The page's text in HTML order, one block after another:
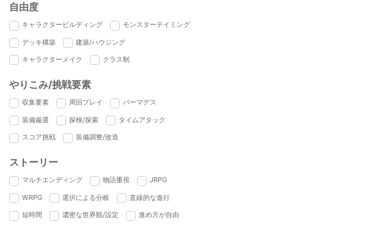
自由度
キャラクタービルディング モンスターテイミング
デッキ構築 建築/ハウジング
キャラクターメイク クラス制
やりこみ/挑戦要素
収集要素 周回プレイ パーマデス
装備厳選 探検/探索 タイムアタック
スコア挑戦 装備調整/改造
ストーリー
マルチエンディング 物語重視 JRPG
WRPG 選択による分岐 直線的な進行
短時間 濃密な世界観/設定 進め方が自由